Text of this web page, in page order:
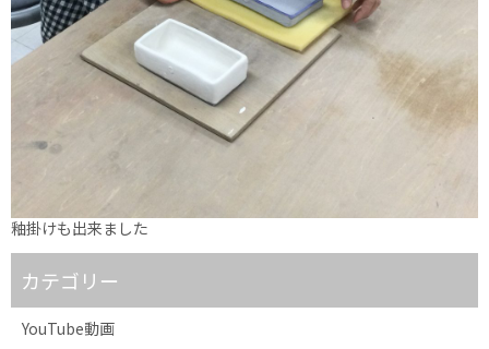
釉掛けも出来ました
カテゴリー
YouTube動画